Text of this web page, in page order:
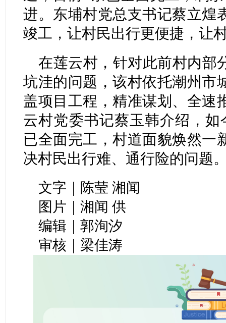
进。东埔村党总支书记蔡立煌
竣工，让村民出行更便捷，让
在莲云村，针对此前村内部
坑洼的问题，该村依托潮州市
盖项目工程，精准谋划、全速
云村党委书记蔡玉韩介绍，
已全面完工，村道面貌焕然一
决村民出行难、通行险的问题
文字｜陈莹 湘闻
图片｜湘闻 供
编辑｜郭洵汐
审核｜梁佳涛